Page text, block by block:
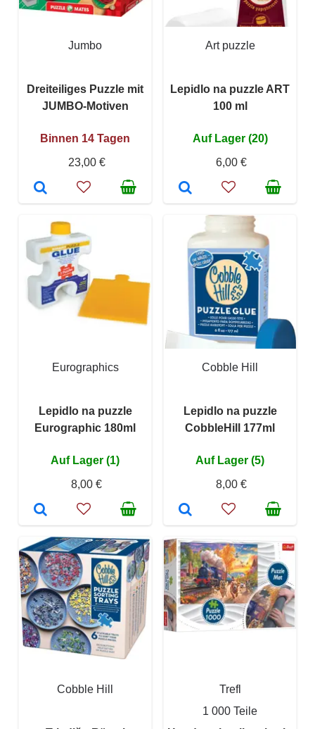
Jumbo
Dreiteiliges Puzzle mit
JUMBO-Motiven
Binnen 14 Tagen
23,00 €
Art puzzle
Lepidlo na puzzle ART
100 ml
Auf Lager (20)
6,00 €
Eurographics
Lepidlo na puzzle
Eurographic 180ml
Auf Lager (1)
8,00 €
Cobble Hill
Lepidlo na puzzle
CobbleHill 177ml
Auf Lager (5)
8,00 €
Cobble Hill
Trefl
1 000 Teile